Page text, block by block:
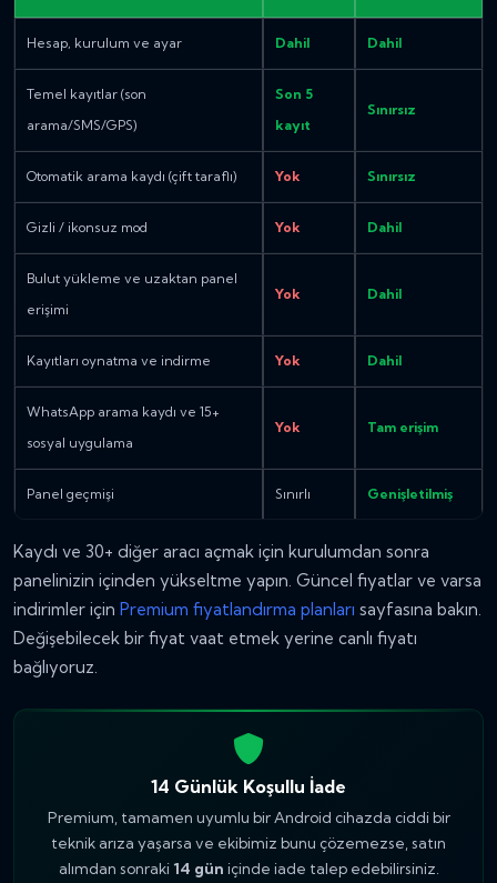
Hesap, kurulum ve ayar Dahil Dahil
Temel kayıtlar (son
arama/SMS/GPS)
Son 5
kayıt
Sınırsız
Otomatik arama kaydı (çift taraflı) Yok Sınırsız
Gizli / ikonsuz mod Yok Dahil
Bulut yükleme ve uzaktan panel
erişimi
Yok Dahil
Kayıtları oynatma ve indirme Yok Dahil
WhatsApp arama kaydı ve 15+
sosyal uygulama
Yok Tam erişim
Panel geçmişi Sınırlı Genişletilmiş
Kaydı ve 30+ diğer aracı açmak için kurulumdan sonra
panelinizin içinden yükseltme yapın. Güncel fiyatlar ve varsa
indirimler için Premium fiyatlandırma planları sayfasına bakın.
Değişebilecek bir fiyat vaat etmek yerine canlı fiyatı
bağlıyoruz.
14 Günlük Koşullu İade
Premium, tamamen uyumlu bir Android cihazda ciddi bir
teknik arıza yaşarsa ve ekibimiz bunu çözemezse, satın
alımdan sonraki 14 gün içinde iade talep edebilirsiniz.